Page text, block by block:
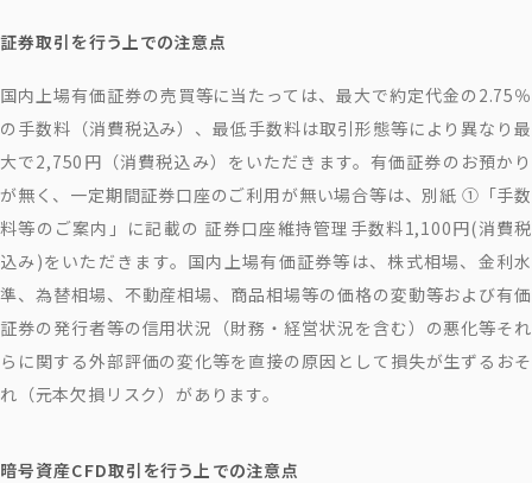
証券取引を行う上での注意点
国内上場有価証券の売買等に当たっては、最大で約定代金の2.75％
の手数料（消費税込み）、最低手数料は取引形態等により異なり最
大で2,750円（消費税込み）をいただきます。有価証券のお預かり
が無く、一定期間証券口座のご利用が無い場合等は、別紙 ①「手数
料等のご案内」に記載の 証券口座維持管理手数料1,100円(消費税
込み)をいただきます。国内上場有価証券等は、株式相場、金利水
準、為替相場、不動産相場、商品相場等の価格の変動等および有価
証券の発行者等の信用状況（財務・経営状況を含む）の悪化等それ
らに関する外部評価の変化等を直接の原因として損失が生ずるおそ
れ（元本欠損リスク）があります。
暗号資産CFD取引を行う上での注意点